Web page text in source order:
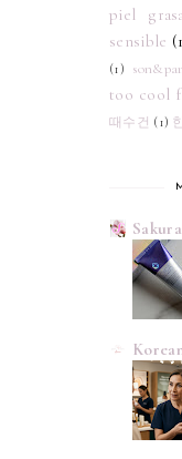
piel
sensible
(1)
too cool
때수건 (1)